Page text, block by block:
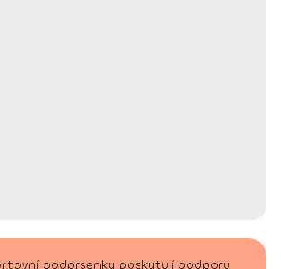
podprsenky poskytují podporu